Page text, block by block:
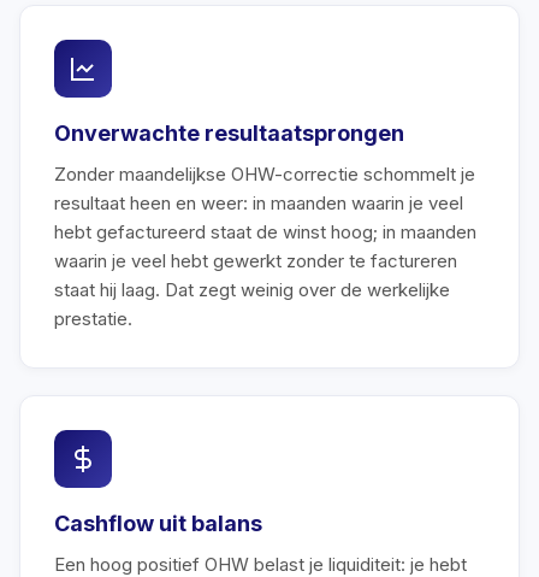
Onverwachte resultaatsprongen
Zonder maandelijkse OHW-correctie schommelt je
resultaat heen en weer: in maanden waarin je veel
hebt gefactureerd staat de winst hoog; in maanden
waarin je veel hebt gewerkt zonder te factureren
staat hij laag. Dat zegt weinig over de werkelijke
prestatie.
Cashflow uit balans
Een hoog positief OHW belast je liquiditeit: je hebt